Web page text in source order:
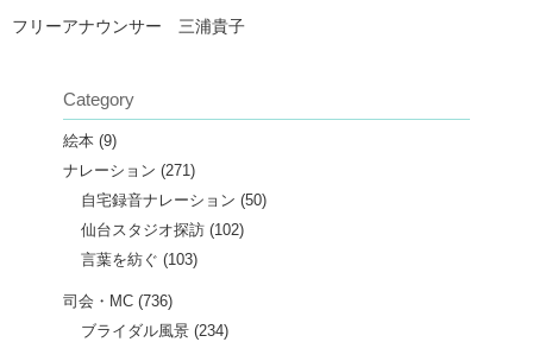
フリーアナウンサー 三浦貴子
Category
絵本(9)
ナレーション (271)
自宅録音ナレーション (50)
仙台スタジオ探訪(102)
言葉を紡ぐ (103)
司会・MC(736)
ブライダル風景(234)